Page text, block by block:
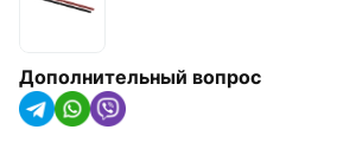
тепловые насосы
Дополнительный вопрос